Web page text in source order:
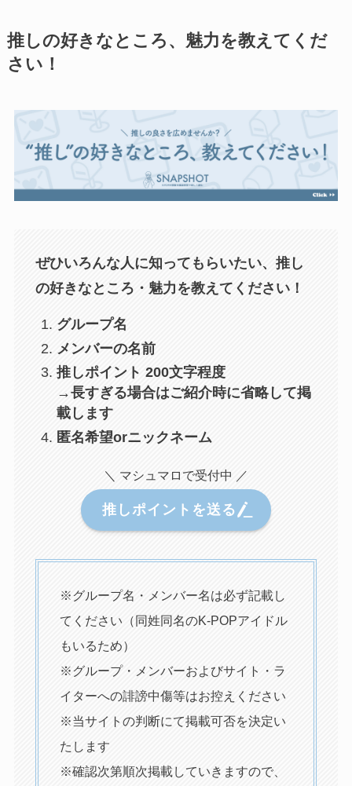
推しの好きなところ、魅力を教えてくだ
さい！
ぜひいろんな人に知ってもらいたい、推し
の好きなところ・魅力を教えてください！
グループ名
メンバーの名前
推しポイント 200文字程度
→長すぎる場合はご紹介時に省略して掲
載します
匿名希望orニックネーム
＼ マシュマロで受付中 ／
推しポイントを送る
※グループ名・メンバー名は必ず記載し
てください（同姓同名のK-POPアイドル
もいるため）
※グループ・メンバーおよびサイト・ラ
イターへの誹謗中傷等はお控えください
※当サイトの判断にて掲載可否を決定い
たします
※確認次第順次掲載していきますので、